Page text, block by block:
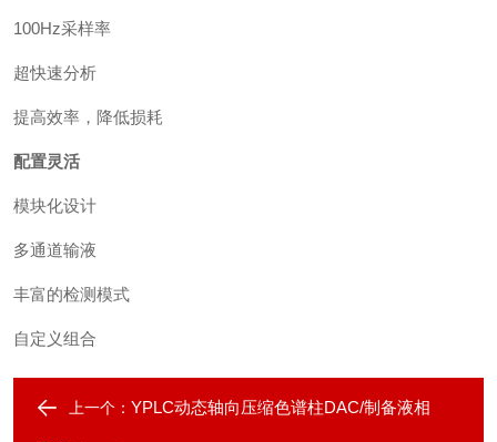
100Hz采样率
超快速分析
提高效率，降低损耗
配置灵活
模块化设计
多通道输液
丰富的检测模式
自定义组合
上一个： YPLC动态轴向压缩色谱柱DAC/制备液相